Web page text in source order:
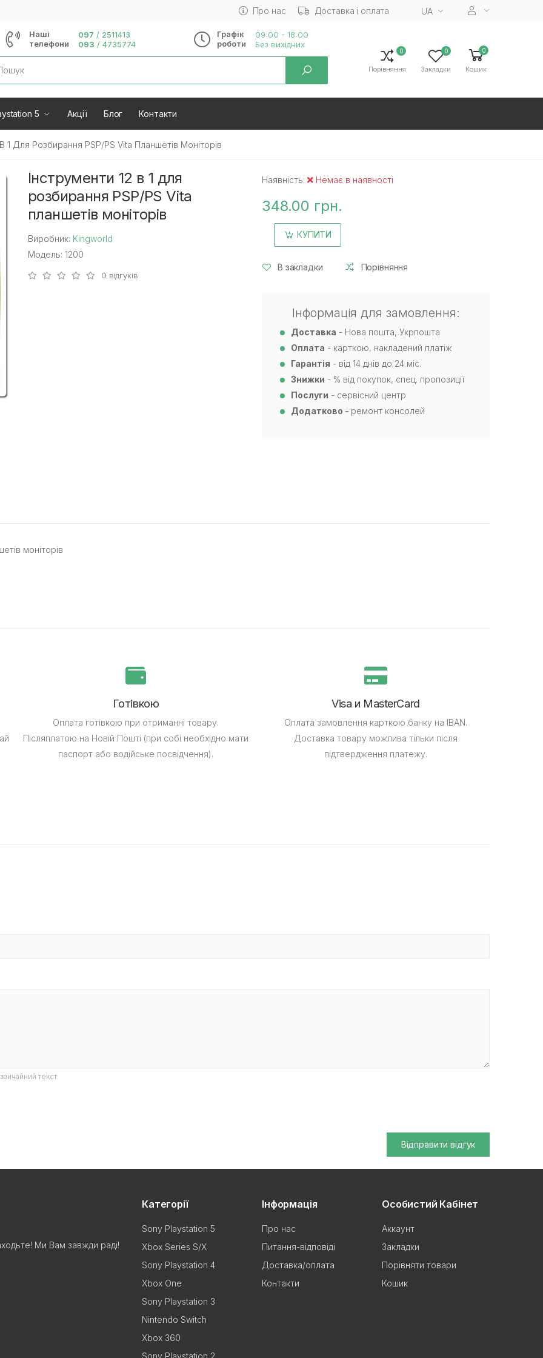
Про нас Доставка і оплата UA
Наші
телефони
097 / 2511413
093 / 4735774
Графік
роботи
09:00 - 18:00
Без вихiдних
0
Порівняння
0
Закладки
0
Кошик
5 Акції Блог Контакти
1 Для Розбирання PSP/PS Vita Планшетів Моніторів
Інструменти 12 в 1 для
розбирання PSP/PS Vita
планшетів моніторів
Виробник: Kingworld
Модель: 1200
0 відгуків
Наявність: Немає в наявності
348.00 грн.
КУПИТИ
В закладки Порівняння
Інформація для замовлення:
Доставка - Нова пошта, Укрпошта
Оплата - карткою, накладений платіж
Гарантія - від 14 днів до 24 міс.
Знижки - % від покупок, спец. пропозиції
Послуги - сервісний центр
Додатково - ремонт консолей
моніторів
Готівкою
Оплата готівкою при отриманні товару.
Післяплатою на Новій Пошті (при собі необхідно мати
паспорт або водійське посвідчення).
Visa и MasterCard
Оплата замовлення карткою банку на IBAN.
Доставка товару можлива тільки після
підтвердження платежу.
текст.
Відправити відгук
Ми Вам завжди раді!
Категорії
Sony Playstation 5
Xbox Series S/X
Sony Playstation 4
Xbox One
Sony Playstation 3
Nintendo Switch
Xbox 360
Sony Playstation 2
Інформація
Про нас
Питання-відповіді
Доставка/оплата
Контакти
Особистий Кабінет
Аккаунт
Закладки
Порівняти товари
Кошик